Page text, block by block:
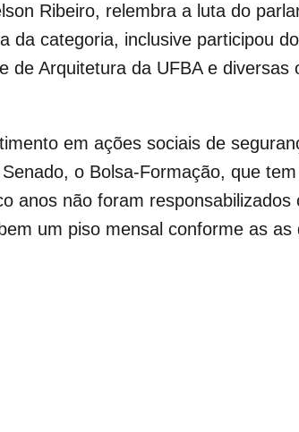
Ribeiro, relembra a luta do
da categoria, inclusive participou
de Arquitetura da UFBA e diversas
em ações sociais de
o Bolsa-Formação, que
anos não foram responsabilizados
um piso mensal conforme as as